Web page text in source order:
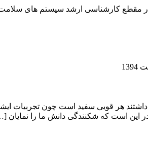
مقطع کارشناسی ارشد سیستم های
هر قویى سفید است چون تجربیات
این است که شکنندگى دانش ما را نمایان